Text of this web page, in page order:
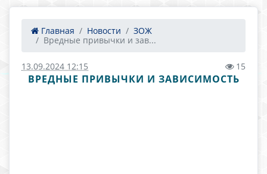
Главная Новости
ЗОЖ
Вредные привычки и зав...
13.09.2024 12:15 15
ВРЕДНЫЕ ПРИВЫЧКИ И ЗАВИСИМОСТЬ